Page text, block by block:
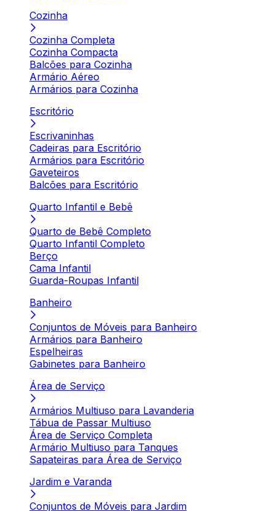
Cozinha
Cozinha Completa
Cozinha Compacta
Balcões para Cozinha
Armário Aéreo
Armários para Cozinha
Escritório
Escrivaninhas
Cadeiras para Escritório
Armários para Escritório
Gaveteiros
Balcões para Escritório
Quarto Infantil e Bebê
Quarto de Bebê Completo
Quarto Infantil Completo
Berço
Cama Infantil
Guarda-Roupas Infantil
Banheiro
Conjuntos de Móveis para Banheiro
Armários para Banheiro
Espelheiras
Gabinetes para Banheiro
Área de Serviço
Armários Multiuso para Lavanderia
Tábua de Passar Multiuso
Área de Serviço Completa
Armário Multiuso para Tanques
Sapateiras para Área de Serviço
Jardim e Varanda
Conjuntos de Móveis para Jardim